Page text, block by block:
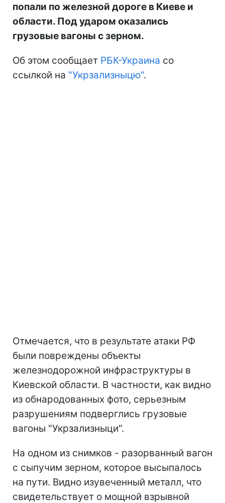
попали по железной дороге в Киеве и
области. Под ударом оказались
грузовые вагоны с зерном.
Об этом сообщает РБК-Украина со
ссылкой на "Укрзализныцю".
Отмечается, что в результате атаки РФ
были повреждены объекты
железнодорожной инфраструктуры в
Киевской области. В частности, как видно
из обнародованных фото, серьезным
разрушениям подверглись грузовые
вагоны "Укрзализныци".
На одном из снимков - разорванный вагон
с сыпучим зерном, которое высыпалось
на пути. Видно изувеченный металл, что
свидетельствует о мощной взрывной